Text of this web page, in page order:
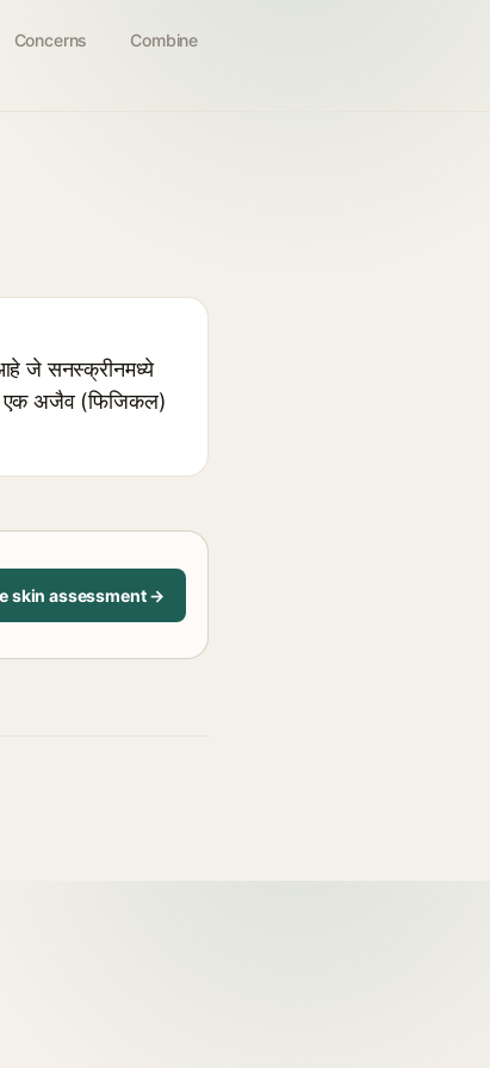
Concerns Combine
जे सनस्क्रीनमध्ये
एक अजैव (फिजिकल)
skin assessment →